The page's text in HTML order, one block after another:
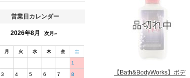
営業日カレンダー
2026年8月 次月»
月 火 水 木 金 土
1
3 4 5 6 7 8
【Bath&BodyWorks】ボデ